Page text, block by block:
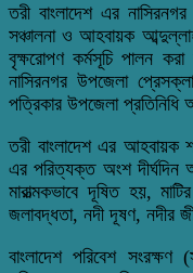
তরী বাংলাদেশ এর
সঞ্চালনা ও আহবায়ক
বৃক্ষরোপণ কর্মসূচি পালন
নাসিরনগর উপজেলা
পত্রিকার উপজেলা
তরী বাংলাদেশ এর আহবায়ক
এর পরিত্যক্ত অংশ দীর্ঘদিন
মারাত্মকভাবে দূষিত হয়,
জলাবদ্ধতা, নদী দূষণ, নদীর
বাংলাদেশ পরিবেশ